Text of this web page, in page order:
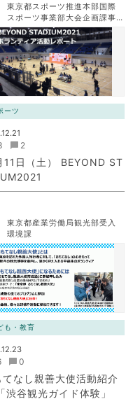
東京都スポーツ推進本部国際
スポーツ事業部大会企画課事
業調整担当
ーツ
2
11日（土） BEYOND ST
東京都産業労働局観光部受入
環境課
も・教育
0
てなし親善大使活動紹介
谷観光ガイド体験」